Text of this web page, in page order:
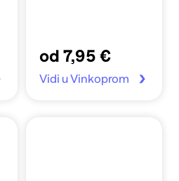
od 7,95 €
Vidi u Vinkoprom